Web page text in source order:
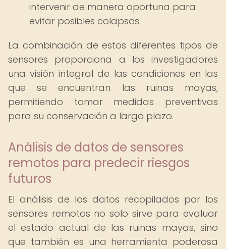
intervenir de manera oportuna para
evitar posibles colapsos.
La combinación de estos diferentes tipos de
sensores proporciona a los investigadores
una visión integral de las condiciones en las
que se encuentran las ruinas mayas,
permitiendo tomar medidas preventivas
para su conservación a largo plazo.
Análisis de datos de sensores
remotos para predecir riesgos
futuros
El análisis de los datos recopilados por los
sensores remotos no solo sirve para evaluar
el estado actual de las ruinas mayas, sino
que también es una herramienta poderosa